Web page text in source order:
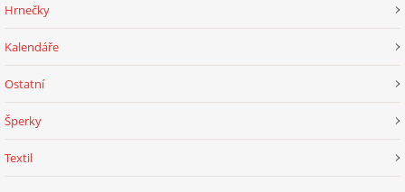
Hrnečky
Kalendáře
Ostatní
Šperky
Textil